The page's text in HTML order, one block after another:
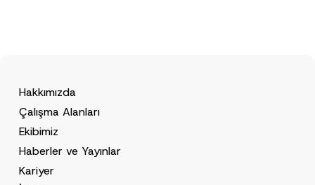
Hakkımızda
Çalışma Alanları
Ekibimiz
Haberler ve Yayınlar
Kariyer